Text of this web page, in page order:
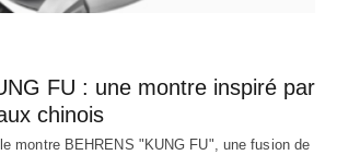
FU : une montre inspiré par
chinois
montre BEHRENS "KUNG FU", une fusion de